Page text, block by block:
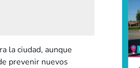
la ciudad, aunque
prevenir nuevos